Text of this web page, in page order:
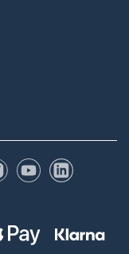
Instagram
YouTubeLinkedIn